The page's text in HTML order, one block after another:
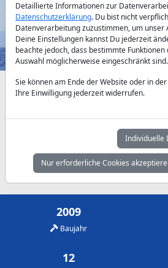
Verfügbarkeiten und
Mai Juni
7.500 €
August
7.500 €
September
7.500 €
2009
Baujahr
12
Detaillierte Informationen zur
Datenschutzerklärung. Du bist nicht
Datenverarbeitung zuzustimmen, um unser
Deine Einstellungen kannst Du jederzeit
beachte jedoch, dass bestimmte
Auswahl möglicherweise eingeschränkt sind.
Sie können am Ende der Website oder in der
Ihre Einwilligung jederzeit widerrufen.
Individuelle
Nur erforderliche Cookies